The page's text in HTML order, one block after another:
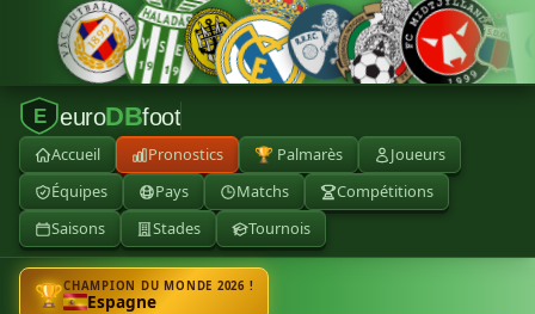
E euroDBfoot
Accueil Pronostics 🏆 Palmarès
Joueurs
Équipes
Pays Matchs
Compétitions
Saisons
Stades Tournois
🏆CHAMPION DU MONDE 2026 !
Espagne